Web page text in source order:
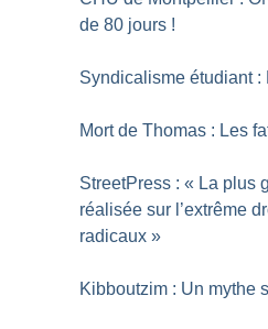
de 80 jours !
Syndicalisme étudiant :
Mort de Thomas : Les
StreetPress : « La plus
réalisée sur l’extrême
radicaux »
Kibboutzim : Un mythe